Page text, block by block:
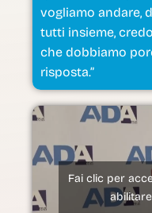
vogliamo andare,
tutti insieme,
che dobbiamo
risposta.”
Fai clic per